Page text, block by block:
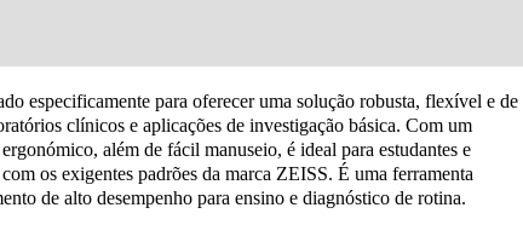
especificamente para oferecer uma solução robusta, flexível e de
clínicos e aplicações de investigação básica. Com um
além de fácil manuseio, é ideal para estudantes e
os exigentes padrões da marca ZEISS. É uma ferramenta
de alto desempenho para ensino e diagnóstico de rotina.